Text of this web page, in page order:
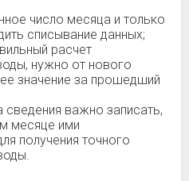
число месяца и только
списывание данных;
расчет
нужно от нового
значение за прошедший
сведения важно записать,
месяце ими
получения точного